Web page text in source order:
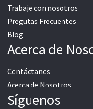
Trabaje con nosotros
Pregutas Frecuentes
Blog
Acerca de
Contáctanos
Acerca de Nosotros
Síguenos